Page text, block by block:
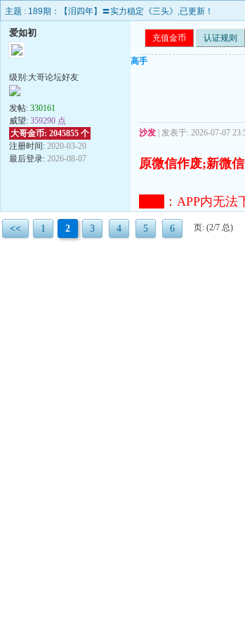
主题 : 189期：【泪四年】〓实力稳定《三头》,已更新！
爱如初
级别:大哥论坛好友
发帖: 330161
威望: 359290 点
大哥金币: 2045855 个
注册时间: 2020-03-20
最后登录: 2026-08-07
充值金币 认证规则
高手
沙发 | 发表于: 2026-07-07
原微信作废;新微
： APP内无法
<< 1 2 3 4 5 6 页: (2/7 总)